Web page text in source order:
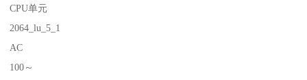
CPU单元
2064_lu_5_1
AC
100～